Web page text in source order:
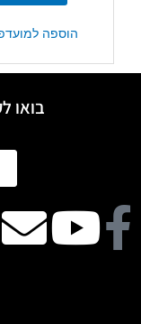
הוספה
בואו